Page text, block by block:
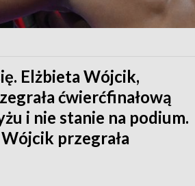
Elżbieta Wójcik,
ćwierćfinałową
i nie stanie na podium.
przegrała